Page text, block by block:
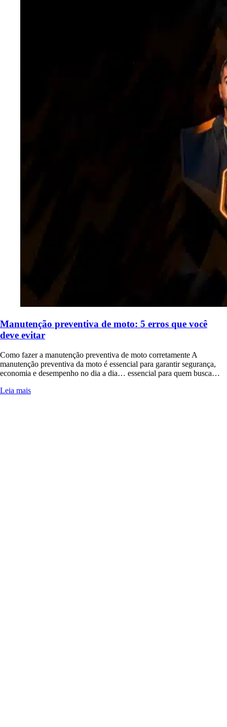
Manutenção preventiva de moto: 5 erros que você
deve evitar
Como fazer a manutenção preventiva de moto corretamente A
manutenção preventiva da moto é essencial para garantir segurança,
economia e desempenho no dia a dia… essencial para quem busca…
Leia mais